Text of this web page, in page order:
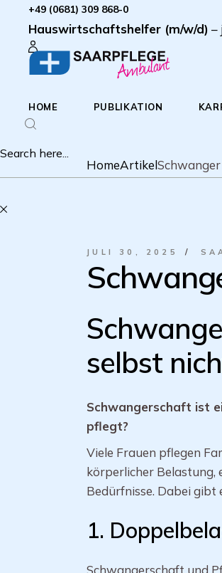
springen
+49 (0681) 309 868-0
Hauswirtschaftshelfer (m/w/d) –
HOME PUBLIKATION
HomeArtikel
JULI 30, 2025
selbst
Schwangerschaft ist
pflegt?
Viele Frauen pflegen
körperlicher Belastung,
Bedürfnisse. Dabei gibt
1.
Schwangerschaft und